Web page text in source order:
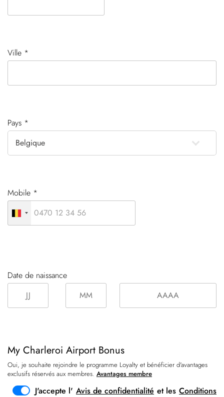
Ville *
Pays *
Mobile *
Date de naissance
My Charleroi Airport Bonus
Oui, je souhaite rejoindre le programme Loyalty et bénéficier d'avantages
exclusifs réservés aux membres. Avantages membre
J'accepte l' Avis de confidentialité et les Conditions